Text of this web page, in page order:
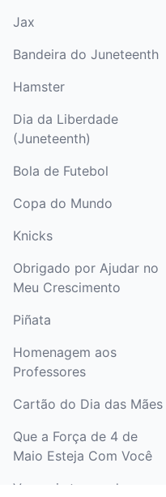
Jax
Bandeira do Juneteenth
Hamster
Dia da Liberdade
(Juneteenth)
Bola de Futebol
Copa do Mundo
Knicks
Obrigado por Ajudar no
Meu Crescimento
Piñata
Homenagem aos
Professores
Cartão do Dia das Mães
Que a Força de 4 de
Maio Esteja Com Você
Ver mais temas de